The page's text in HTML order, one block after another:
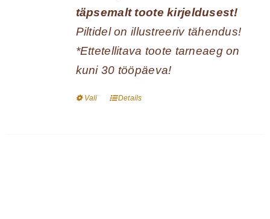
täpsemalt toote kirjeldusest!
Piltidel on illustreeriv tähendus!
*Ettetellitava toote tarneaeg on
kuni 30 tööpäeva!
Vali
Sellel
Details